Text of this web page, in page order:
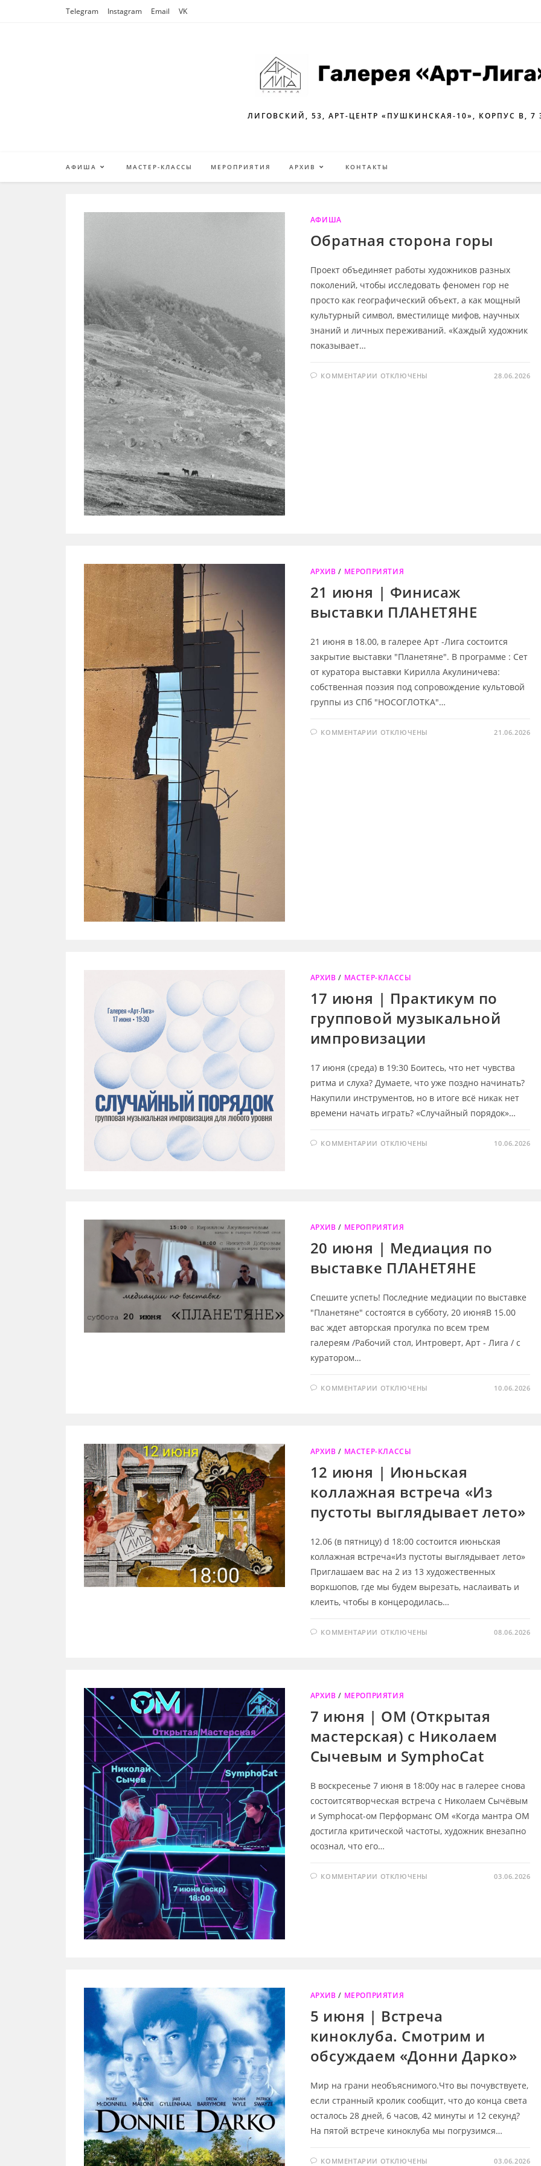
Telegram Instagram Email VK
ЛИГОВСКИЙ, 53, АРТ-ЦЕНТР «ПУШКИНСКАЯ-10», КОРПУС В, 7
АФИША МАСТЕР-КЛАССЫ МЕРОПРИЯТИЯ АРХИВ КОНТАКТЫ
АФИША
Обратная сторона горы
Проект объединяет работы художников разных
поколений, чтобы исследовать феномен гор не
просто как географический объект, а как мощный
культурный символ, вместилище мифов, научных
знаний и личных переживаний. «Каждый художник
показывает…
КОММЕНТАРИИ КОТКЛЮЧЕНЫ 28.06.2026
АРХИВ / МЕРОПРИЯТИЯ
21 июня | Финисаж
выставки ПЛАНЕТЯНЕ
21 июня в 18.00, в галерее Арт -Лига состоится
закрытие выставки "Планетяне". В программе : Сет
от куратора выставки Кирилла Акулиничева:
собственная поэзия под сопровождение культовой
группы из СПб "НОСОГЛОТКА"…
КОММЕНТАРИИ КОТКЛЮЧЕНЫ 21.06.2026
АРХИВ / МАСТЕР-КЛАССЫ
17 июня | Практикум по
групповой музыкальной
импровизации
17 июня (среда) в 19:30 Боитесь, что нет чувства
ритма и слуха? Думаете, что уже поздно начинать?
Накупили инструментов, но в итоге всё никак нет
времени начать играть? «Случайный порядок»…
КОММЕНТАРИИ КОТКЛЮЧЕНЫ 10.06.2026
АРХИВ / МЕРОПРИЯТИЯ
20 июня | Медиация по
выставке ПЛАНЕТЯНЕ
Спешите успеть! Последние медиации по выставке
"Планетяне" состоятся в субботу, 20 июняВ 15.00
вас ждет авторская прогулка по всем трем
галереям /Рабочий стол, Интроверт, Арт - Лига / с
куратором…
КОММЕНТАРИИ К
ПЛАНЕТЯНЕ
ОТКЛЮЧЕНЫ 10.06.2026
АРХИВ / МАСТЕР-КЛАССЫ
12 июня | Июньская
коллажная встреча «Из
пустоты выглядывает лето»
12.06 (в пятницу) d 18:00 состоится июньская
коллажная встреча«Из пустоты выглядывает лето»
Приглашаем вас на 2 из 13 художественных
воркшопов, где мы будем вырезать, наслаивать и
клеить, чтобы в концеродилась…
КОММЕНТАРИИ К
«ИЗ
ПУСТОТЫ
ВЫГЛЯДЫВАЕТ
ЛЕТО»
ОТКЛЮЧЕНЫ 08.06.2026
АРХИВ / МЕРОПРИЯТИЯ
7 июня | ОМ (Открытая
мастерская) с Николаем
Сычевым и SymphoCat
В воскресенье 7 июня в 18:00у нас в галерее снова
состоитсятворческая встреча с Николаем Сычёвым
и Symphocat-ом Перформанс ОМ «Когда мантра ОМ
достигла критической частоты, художник внезапно
осознал, что его…
КОММЕНТАРИИ КОТКЛЮЧЕНЫ 03.06.2026
АРХИВ / МЕРОПРИЯТИЯ
5 июня | Встреча
киноклуба. Смотрим и
обсуждаем «Донни Дарко»
Мир на грани необъяснимого.Что вы почувствуете,
если странный кролик сообщит, что до конца света
осталось 28 дней, 6 часов, 42 минуты и 12 секунд?
На пятой встрече киноклуба мы погрузимся…
КОММЕНТАРИИ КОТКЛЮЧЕНЫ 03.06.2026